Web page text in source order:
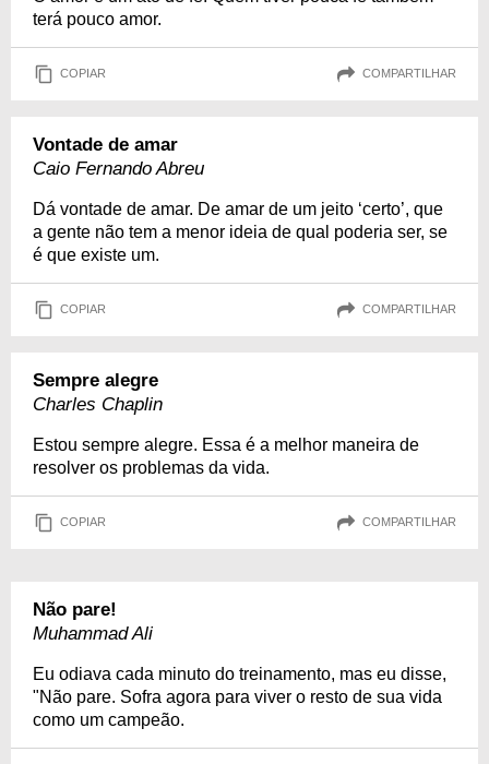
terá pouco amor.
COPIAR COMPARTILHAR
Vontade de amar
Caio Fernando Abreu
Dá vontade de amar. De amar de um jeito ‘certo’, que
a gente não tem a menor ideia de qual poderia ser, se
é que existe um.
COPIAR COMPARTILHAR
Sempre alegre
Charles Chaplin
Estou sempre alegre. Essa é a melhor maneira de
resolver os problemas da vida.
COPIAR COMPARTILHAR
Não pare!
Muhammad Ali
Eu odiava cada minuto do treinamento, mas eu disse,
"Não pare. Sofra agora para viver o resto de sua vida
como um campeão.